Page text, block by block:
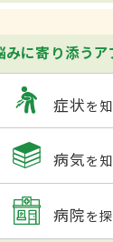
みに寄り添うア
症状を
病気を
病院を